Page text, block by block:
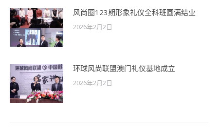
风尚圈123期形象礼仪全科班圆满结业
2026年2月2日
环球风尚联盟澳门礼仪基地成立
2026年2月2日